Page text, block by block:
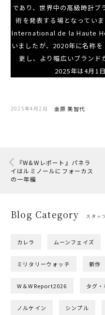
であり、世界中の高級時計ブ
術を発表する場となってい
International de la Haute
いましたが、2020年に名称を
更し、より幅広いブランド
2025年は4月1
2025年4月2日 金原 美智代
『W&Wレポート』パネラ
イはルミノールにフォーカス
の一年編
Blog Category スタッ
カレラ ムーンフェイズ
ミリタリーウォッチ 新作
W＆WReport2026 タグ
ノルケイン シンプル